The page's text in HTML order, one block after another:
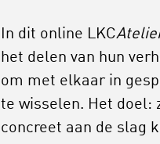
In dit online LKC
het delen van hun
om met elkaar in
te wisselen. Het doel:
concreet aan de slag